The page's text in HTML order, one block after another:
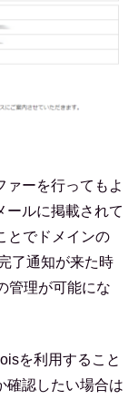
ァーを行ってもよ
ールに掲載されて
とでドメインの
了通知が来た時
管理が可能にな
を利用すること
確認したい場合は